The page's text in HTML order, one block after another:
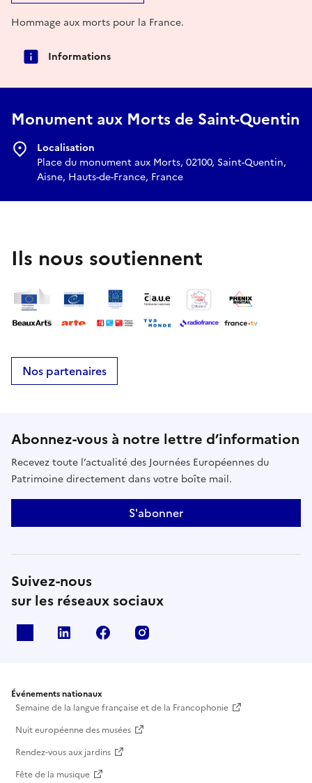
Hommage aux morts pour la France.
Informations
Monument aux Morts de Saint-Quentin
Localisation
Place du monument aux Morts, 02100, Saint-Quentin,
Aisne, Hauts-de-France, France
Ils nous soutiennent
Nos partenaires
Abonnez-vous à notre lettre d’information
Recevez toute l’actualité des Journées Européennes du
Patrimoine directement dans votre boîte mail.
S'abonner
Suivez-nous
sur les réseaux sociaux
Linkedin Facebook
Événements nationaux
Semaine de la langue française et de la Francophonie
Nuit européenne des musées
Rendez-vous aux jardins
Fête de la musique